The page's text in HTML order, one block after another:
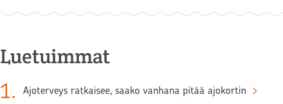
Luetuimmat
1. Ajoterveys ratkaisee, saako vanhana pitää ajokortin